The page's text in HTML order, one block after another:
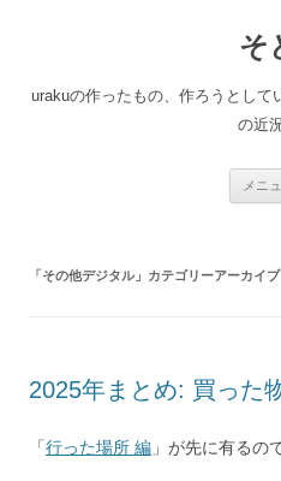
へ
そ
urakuの作ったもの、作ろうとし
の近況
メニ
「その他デジタル」カテゴリーアーカイブ
2025年まとめ: 買った
「行った場所 編 」が先に有るの